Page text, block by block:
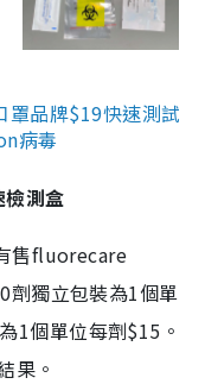
罩品牌$19快速測試
病毒
測盒
售fluorecare
劑獨立包裝為1個單
1個單位每劑$15。
果。